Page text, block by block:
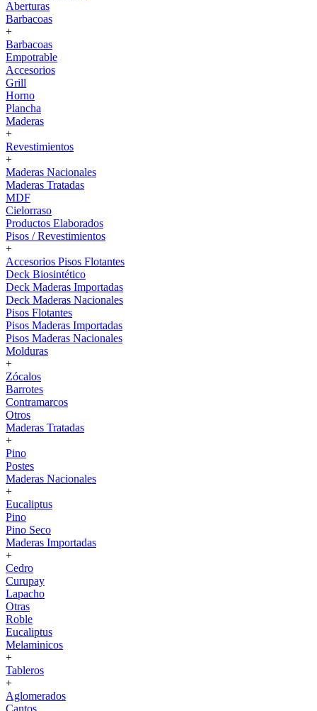
Aberturas
Barbacoas
+
Barbacoas
Empotrable
Accesorios
Grill
Horno
Plancha
Maderas
+
Revestimientos
+
Maderas Nacionales
Maderas Tratadas
MDF
Cielorraso
Productos Elaborados
Pisos / Revestimientos
+
Accesorios Pisos Flotantes
Deck Biosintético
Deck Maderas Importadas
Deck Maderas Nacionales
Pisos Flotantes
Pisos Maderas Importadas
Pisos Maderas Nacionales
Molduras
+
Zócalos
Barrotes
Contramarcos
Otros
Maderas Tratadas
+
Pino
Postes
Maderas Nacionales
+
Eucaliptus
Pino
Pino Seco
Maderas Importadas
+
Cedro
Curupay
Lapacho
Otras
Roble
Eucaliptus
Melaminicos
+
Tableros
+
Aglomerados
Cantos